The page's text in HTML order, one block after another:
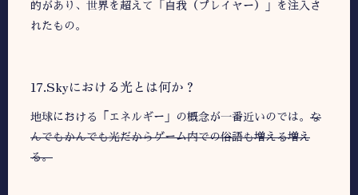
的があり、世界を超えて「自我（プレイヤー）」を注入さ
れたもの。
17.Skyにおける光とは何か？
地球における「エネルギー」の概念が一番近いのでは。 な
んでもかんでも光だからゲーム内での俗語も増える増え
る。